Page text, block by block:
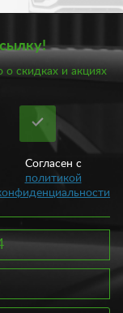
скидках и акциях
Согласен с
политикой